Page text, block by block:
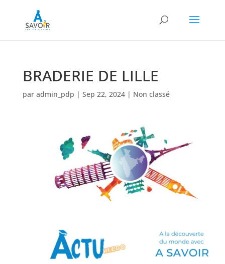
BRADERIE DE LILLE
par admin_pdp | Sep 22, 2024| Non classé